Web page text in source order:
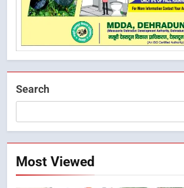
Search
Most Viewed